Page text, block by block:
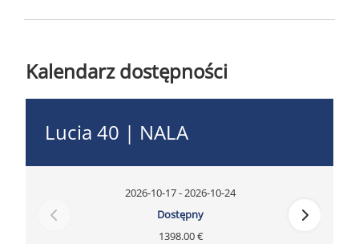
Kalendarz dostępności
Lucia 40 | NALA
2026-10-17 - 2026-10-24
Dostępny
1398.00 €